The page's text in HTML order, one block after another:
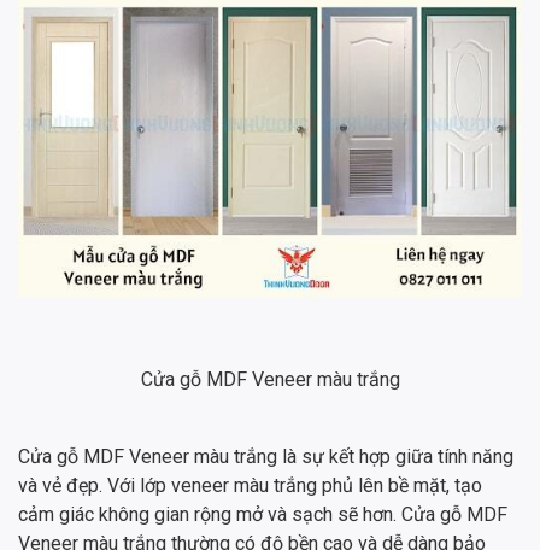
Cửa gỗ MDF Veneer màu trắng
Cửa gỗ MDF Veneer màu trắng là sự kết hợp giữa tính năng
và vẻ đẹp. Với lớp veneer màu trắng phủ lên bề mặt, tạo
cảm giác không gian rộng mở và sạch sẽ hơn. Cửa gỗ MDF
Veneer màu trắng thường có độ bền cao và dễ dàng bảo